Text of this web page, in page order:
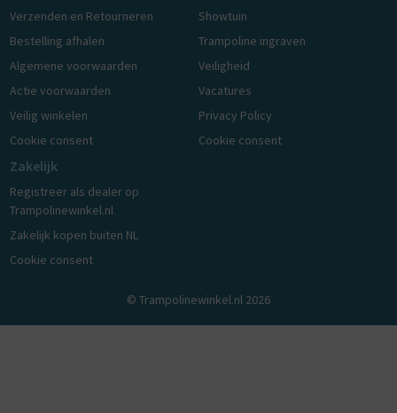
Verzenden en Retourneren
Bestelling afhalen
Algemene voorwaarden
Actie voorwaarden
Veilig winkelen
Cookie consent
Showtuin
Trampoline ingraven
Veiligheid
Vacatures
Privacy Policy
Cookie consent
Zakelijk
Registreer als dealer op
Trampolinewinkel.nl
Zakelijk kopen buiten NL
Cookie consent
© Trampolinewinkel.nl 2026